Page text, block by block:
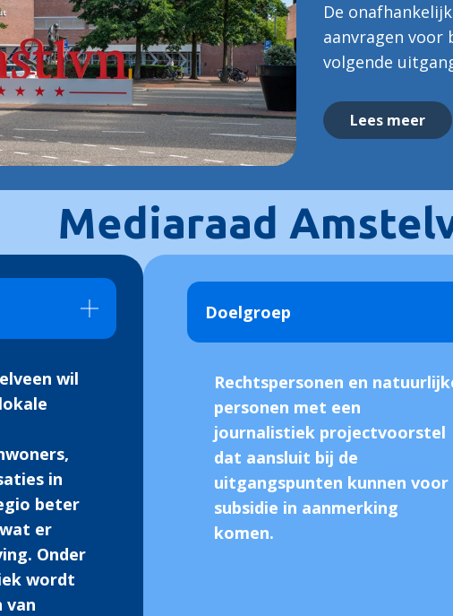
De
aanvragen voor
volgende
Lees meer
Mediaraad
wil
in
beter
er
Onder
wordt
van
Doelgroep
Rechtspersonen en
personen met een
journalistiek projectvoorstel
dat aansluit bij de
uitgangspunten kunnen voor
subsidie in aanmerking
komen.